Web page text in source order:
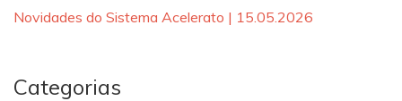
Novidades do Sistema Acelerato | 15.05.2026
Categorias